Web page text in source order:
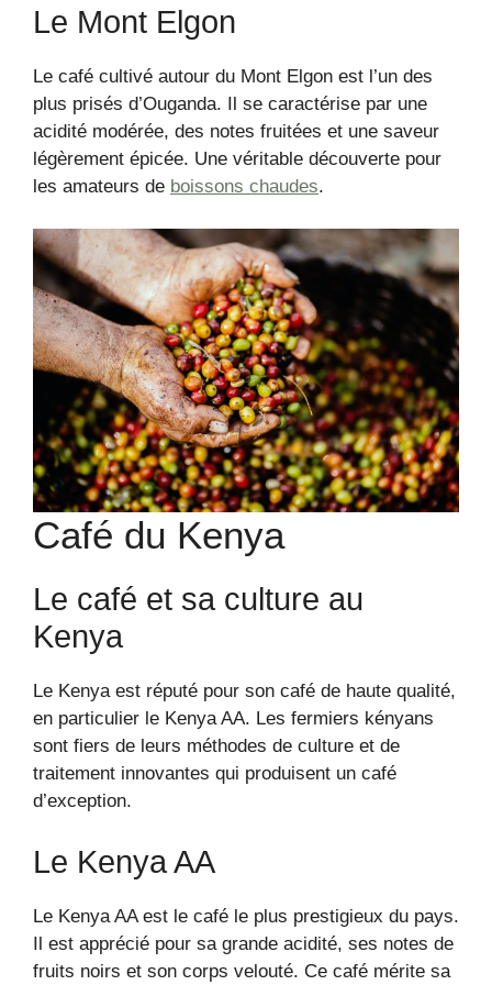
Le Mont Elgon
Le café cultivé autour du Mont Elgon est l’un des
plus prisés d’Ouganda. Il se caractérise par une
acidité modérée, des notes fruitées et une saveur
légèrement épicée. Une véritable découverte pour
les amateurs de boissons chaudes.
Café du Kenya
Le café et sa culture au
Kenya
Le Kenya est réputé pour son café de haute qualité,
en particulier le Kenya AA. Les fermiers kényans
sont fiers de leurs méthodes de culture et de
traitement innovantes qui produisent un café
d’exception.
Le Kenya AA
Le Kenya AA est le café le plus prestigieux du pays.
Il est apprécié pour sa grande acidité, ses notes de
fruits noirs et son corps velouté. Ce café mérite sa